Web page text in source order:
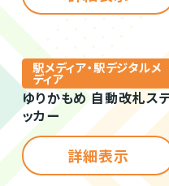
駅メディア・駅デジタルメ
ディア
ゆりかもめ 自動改札ス
ッカー
詳細表示